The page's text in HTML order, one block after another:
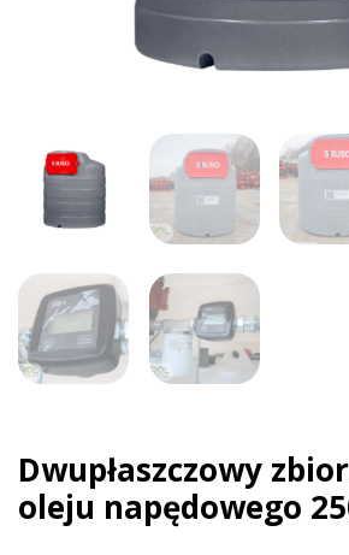
Dwupłaszczowy
oleju napędowego